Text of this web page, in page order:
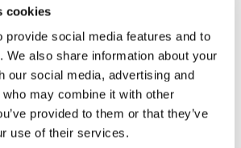
cookies
provide social media features and to
We also share information about your
our social media, advertising and
may combine it with other
provided to them or that they’ve
use of their services.